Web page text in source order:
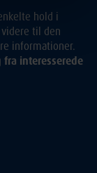
hold i
til den
informationer.
interesserede